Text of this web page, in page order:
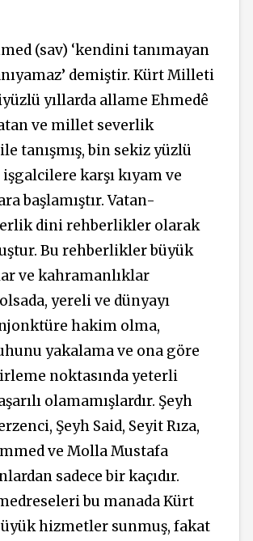
(sav) ‘kendini tanımayan
demiştir. Kürt Milleti
yıllarda allame Ehmedê
ve millet severlik
tanışmış, bin sekiz yüzlü
karşı kıyam ve
başlamıştır. Vatan-
dini rehberlikler olarak
Bu rehberlikler büyük
ve kahramanlıklar
yereli ve dünyayı
hakim olma,
yakalama ve ona göre
noktasında yeterli
olamamışlardır. Şeyh
Şeyh Said, Seyit Rıza,
ve Molla Mustafa
sadece bir kaçıdır.
bu manada Kürt
hizmetler sunmuş, fakat